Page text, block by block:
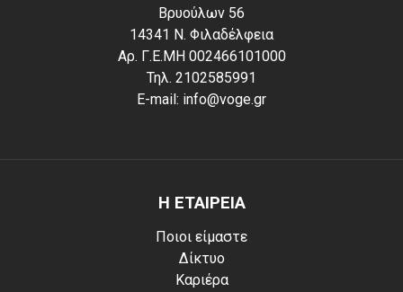
Βρυούλων 56
14341 Ν. Φιλαδέλφεια
Αρ. Γ.Ε.ΜΗ 002466101000
Τηλ. 2102585991
E-mail: info@voge.gr
Η ΕΤΑΙΡΕΙΑ
Ποιοι είμαστε
Δίκτυο
Καριέρα